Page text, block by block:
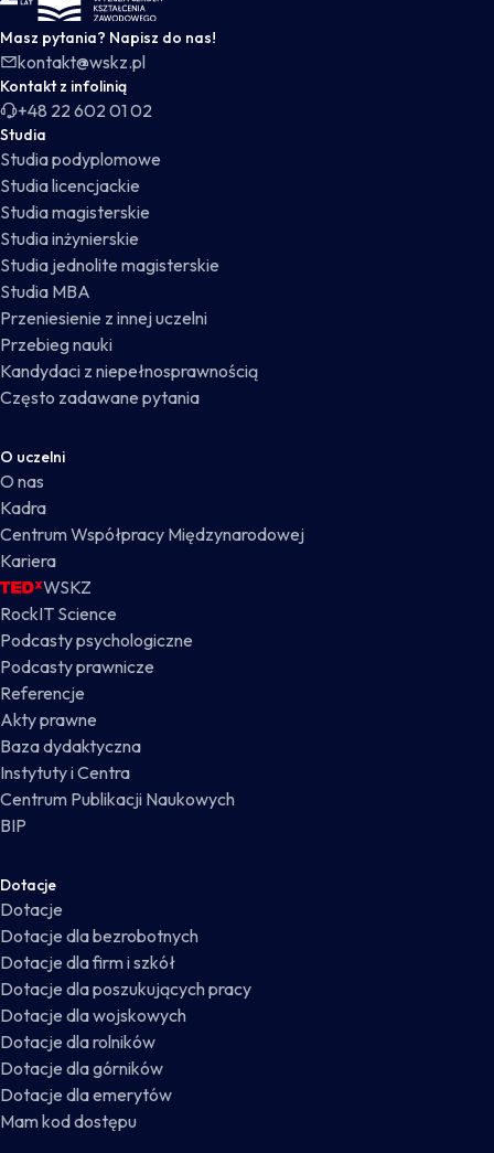
Masz pytania? Napisz do nas!
kontakt@wskz.pl
Kontakt z infolinią
+48 22 602 01 02
Studia
Studia podyplomowe
Studia licencjackie
Studia magisterskie
Studia inżynierskie
Studia jednolite magisterskie
Studia MBA
Przeniesienie z innej uczelni
Przebieg nauki
Kandydaci z niepełnosprawnością
Często zadawane pytania
O uczelni
O nas
Kadra
Centrum Współpracy Międzynarodowej
Kariera
WSKZ
RockIT Science
Podcasty psychologiczne
Podcasty prawnicze
Referencje
Akty prawne
Baza dydaktyczna
Instytuty i Centra
Centrum Publikacji Naukowych
BIP
Dotacje
Dotacje
Dotacje dla bezrobotnych
Dotacje dla firm i szkół
Dotacje dla poszukujących pracy
Dotacje dla wojskowych
Dotacje dla rolników
Dotacje dla górników
Dotacje dla emerytów
Mam kod dostępu